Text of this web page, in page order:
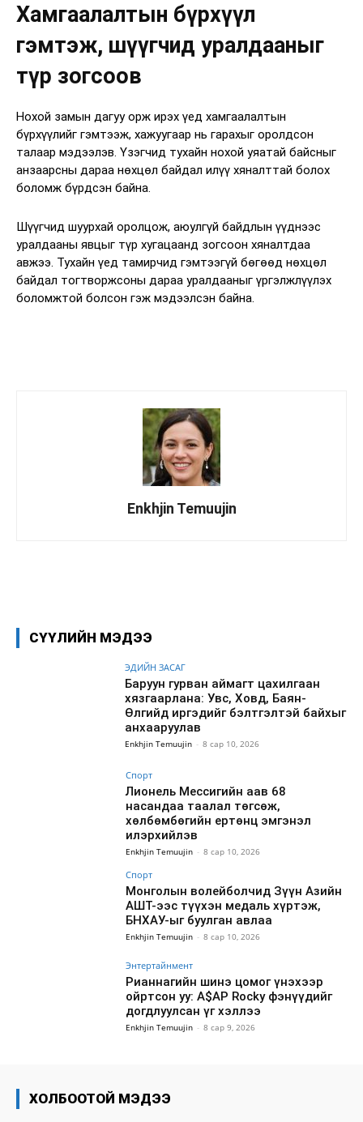
Хамгаалалтын бүрхүүл
гэмтэж, шүүгчид уралдааныг
түр зогсоов
Нохой замын дагуу орж ирэх үед хамгаалалтын
бүрхүүлийг гэмтээж, хажуугаар нь гарахыг оролдсон
талаар мэдээлэв. Үзэгчид тухайн нохой уяатай байсныг
анзаарсны дараа нөхцөл байдал илүү хяналттай болох
боломж бүрдсэн байна.
Шүүгчид шуурхай оролцож, аюулгүй байдлын үүднээс
уралдааны явцыг түр хугацаанд зогсоон хяналтдаа
авжээ. Тухайн үед тамирчид гэмтээгүй бөгөөд нөхцөл
байдал тогтворжсоны дараа уралдааныг үргэлжлүүлэх
боломжтой болсон гэж мэдээлсэн байна.
Enkhjin Temuujin
СҮҮЛИЙН МЭДЭЭ
ЭДИЙН ЗАСАГ
Баруун гурван аймагт цахилгаан
хязгаарлана: Увс, Ховд, Баян-
Өлгийд иргэдийг бэлтгэлтэй байхыг
анхааруулав
Enkhjin Temuujin - 8 сар 10, 2026
Спорт
Лионель Мессигийн аав 68
насандаа таалал төгсөж,
хөлбөмбөгийн ертөнц эмгэнэл
илэрхийлэв
Enkhjin Temuujin - 8 сар 10, 2026
Спорт
Монголын волейболчид Зүүн Азийн
АШТ-ээс түүхэн медаль хүртэж,
БНХАУ-ыг буулган авлаа
Enkhjin Temuujin - 8 сар 10, 2026
Энтертайнмент
Рианнагийн шинэ цомог үнэхээр
ойртсон уу: A$AP Rocky фэнүүдийг
догдлуулсан үг хэллээ
Enkhjin Temuujin - 8 сар 9, 2026
ХОЛБООТОЙ МЭДЭЭ